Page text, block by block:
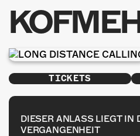
PROGRAMM
GALERIE
TICKETS
DIESER ANLASS LIEGT IN
VERGANGENHEIT